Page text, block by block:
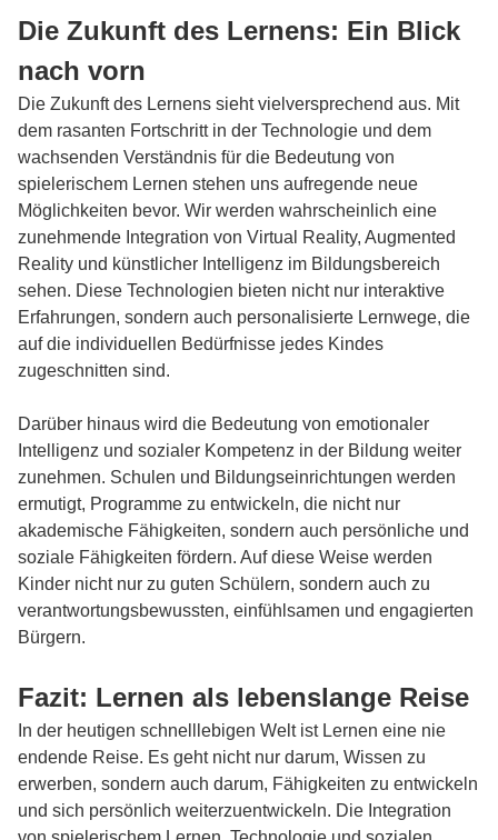
Die Zukunft des Lernens: Ein Blick
nach vorn
Die Zukunft des Lernens sieht vielversprechend aus. Mit
dem rasanten Fortschritt in der Technologie und dem
wachsenden Verständnis für die Bedeutung von
spielerischem Lernen stehen uns aufregende neue
Möglichkeiten bevor. Wir werden wahrscheinlich eine
zunehmende Integration von Virtual Reality, Augmented
Reality und künstlicher Intelligenz im Bildungsbereich
sehen. Diese Technologien bieten nicht nur interaktive
Erfahrungen, sondern auch personalisierte Lernwege, die
auf die individuellen Bedürfnisse jedes Kindes
zugeschnitten sind.
Darüber hinaus wird die Bedeutung von emotionaler
Intelligenz und sozialer Kompetenz in der Bildung weiter
zunehmen. Schulen und Bildungseinrichtungen werden
ermutigt, Programme zu entwickeln, die nicht nur
akademische Fähigkeiten, sondern auch persönliche und
soziale Fähigkeiten fördern. Auf diese Weise werden
Kinder nicht nur zu guten Schülern, sondern auch zu
verantwortungsbewussten, einfühlsamen und engagierten
Bürgern.
Fazit: Lernen als lebenslange Reise
In der heutigen schnelllebigen Welt ist Lernen eine nie
endende Reise. Es geht nicht nur darum, Wissen zu
erwerben, sondern auch darum, Fähigkeiten zu entwickeln
und sich persönlich weiterzuentwickeln. Die Integration